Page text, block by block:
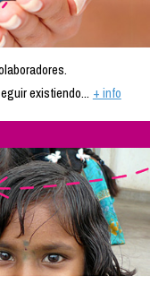
existiendo... + info